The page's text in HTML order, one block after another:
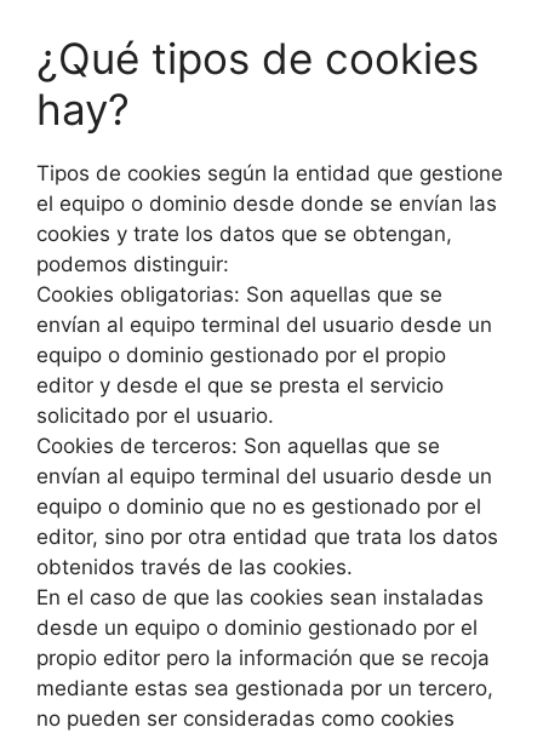
¿Qué tipos de cookies
hay?
Tipos de cookies según la entidad que gestione
el equipo o dominio desde donde se envían las
cookies y trate los datos que se obtengan,
podemos distinguir:
Cookies obligatorias: Son aquellas que se
envían al equipo terminal del usuario desde un
equipo o dominio gestionado por el propio
editor y desde el que se presta el servicio
solicitado por el usuario.
Cookies de terceros: Son aquellas que se
envían al equipo terminal del usuario desde un
equipo o dominio que no es gestionado por el
editor, sino por otra entidad que trata los datos
obtenidos través de las cookies.
En el caso de que las cookies sean instaladas
desde un equipo o dominio gestionado por el
propio editor pero la información que se recoja
mediante estas sea gestionada por un tercero,
no pueden ser consideradas como cookies